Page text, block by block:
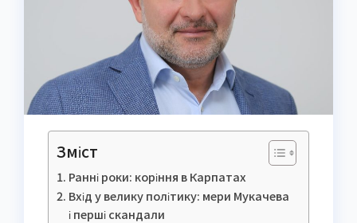
Зміст
Ранні роки: коріння в Карпатах
Вхід у велику політику: мери Мукачева
і перші скандали